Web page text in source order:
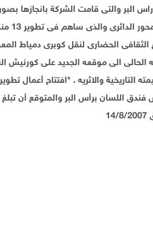
البر والتى قامت الشركة بانجازها
سوق
الحضارى لنقل كوبرى دمياط
الى موقعه الجديد على كورنيش
التاريخية والاثريه . *افتتاح أعمال